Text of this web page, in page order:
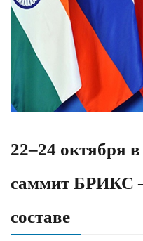
22–24 октября
саммит БРИКС
составе